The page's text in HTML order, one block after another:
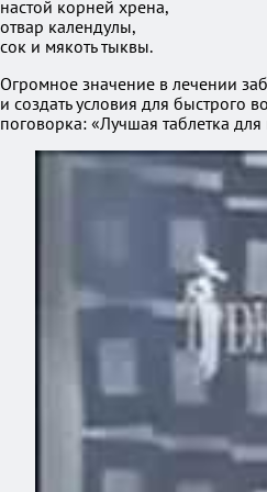
настой корней хрена,
отвар календулы,
сок и мякоть тыквы.
Огромное значение в лечении
и создать условия для быстрого
поговорка: «Лучшая таблетка для